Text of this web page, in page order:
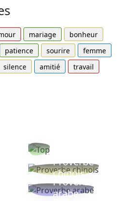
mariage
bonheur
patience sourire
femme
silence amitié
travail
Proverbe
chinois
Proverbe
arabe